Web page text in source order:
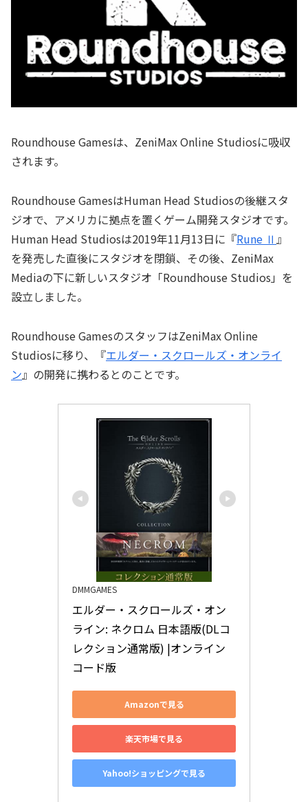
Roundhouse Gamesは、ZeniMax Online Studiosに吸収
されます。
Roundhouse GamesはHuman Head Studiosの後継スタ
ジオで、アメリカに拠点を置くゲーム開発スタジオです。
Human Head Studiosは2019年11月13日に『Rune Ⅱ 』
を発売した直後にスタジオを閉鎖、その後、ZeniMax
Mediaの下に新しいスタジオ「Roundhouse Studios」を
設立しました。
Roundhouse GamesのスタッフはZeniMax Online
Studiosに移り、『エルダー・スクロールズ・オンライ
ン』の開発に携わるとのことです。
DMMGAMES
エルダー・スクロールズ・オン
ライン: ネクロム 日本語版(DLコ
レクション通常版) |オンライン
コード版
Amazonで見る
楽天市場で見る
Yahoo!ショッピングで見る